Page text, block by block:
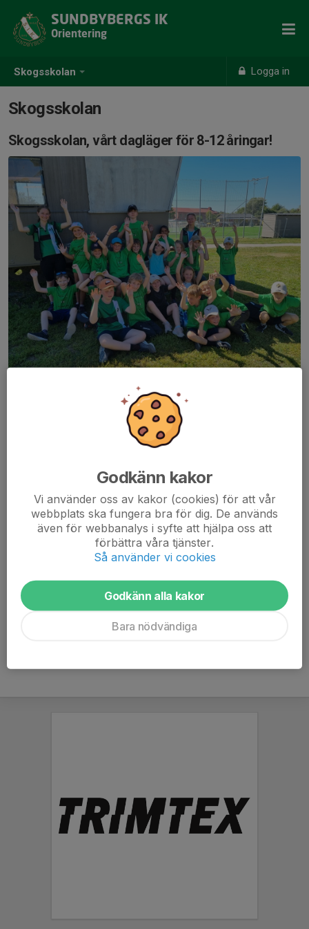
Skogsskolan Logga in
SUNDBYBERGS IK
Orientering
Skogsskolan
Skogsskolan, vårt dagläger för 8-12 åringar!
Varje sommar (oftast i v25 och v33), samt 3 dagar på höstlovet,
bjuder vi in till dagläger som leds av våra äldre ungdomar. Vi
leker och orienterar i skogen och på ängarna i Ursvik. Inga
kompassen under lekfulla former. Lunch och eftermiddagsfika
Barn som fyller 8 år under året och upp till ca 12 år är välkomna!
Inbjudan brukar finnas på plats senast sportlovet. Använd
Inbjudan Skogsskolan Sommaren 2026
Godkänn kakor
Vi använder oss av kakor (cookies) för att vår
webbplats ska fungera bra för dig. De används
även för webbanalys i syfte att hjälpa oss att
förbättra våra tjänster.
Så använder vi cookies
Godkänn alla kakor
Bara nödvändiga